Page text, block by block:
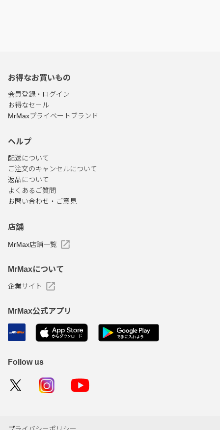
お得なお買いもの
会員登録・ログイン
お得なセール
MrMaxプライベートブランド
ヘルプ
配送について
ご注文のキャンセルについて
返品について
よくあるご質問
お問い合わせ・ご意見
店舗
MrMax店舗一覧
MrMaxについて
企業サイト
MrMax公式アプリ
Follow us